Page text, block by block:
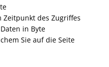
des Zugriffes
in Byte
Sie auf die Seite